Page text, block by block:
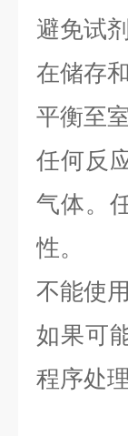
避免试
在储存
平衡至
任何反
气体。
性。
不能使
如果可
程序处